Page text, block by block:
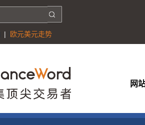
| 欧元美元走势
网